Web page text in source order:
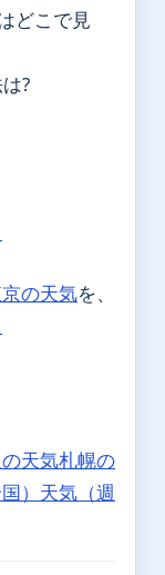
どこで見
?
の天気を、
天気札幌の
） 天気（週